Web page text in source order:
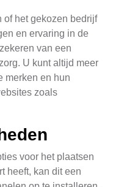
of het gekozen bedrijf
en ervaring in de
van een
U kunt altijd meer
merken en hun
zoals
voor het plaatsen
heeft, kan dit een